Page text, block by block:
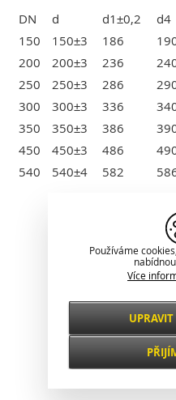
DN
d d1±0,2 d4
150
150±3 186
200
200±3 236
250
250±3 286
300
300±3 336
350
350±3 386
450
450±3 486
540
540±4 582
Používáme
Více
Nezbytné
VŽDY AKTIVNÍ
Funkční a